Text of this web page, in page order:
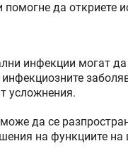
да откриете
инфекции могат
усложнения.
да се
на функциите на